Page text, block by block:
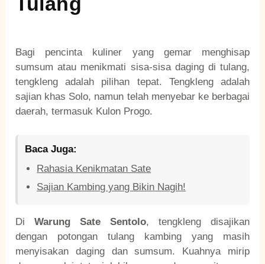
Bagi pencinta kuliner yang gemar menghisap
sumsum atau menikmati sisa-sisa daging di tulang,
tengkleng adalah pilihan tepat. Tengkleng adalah
sajian khas Solo, namun telah menyebar ke berbagai
daerah, termasuk Kulon Progo.
Baca Juga:
Rahasia Kenikmatan Sate
Sajian Kambing yang Bikin Nagih!
DiWarung Sate Sentolo, tengkleng disajikan
dengan potongan tulang kambing yang masih
menyisakan daging dan sumsum. Kuahnya mirip